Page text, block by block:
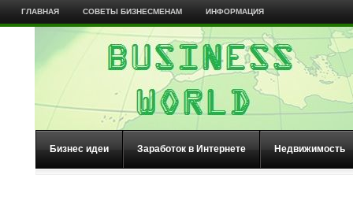
ГЛАВНАЯ СОВЕТЫ БИЗНЕСМЕНАМ ИНФОРМАЦИЯ
Бизнес идеи Заработок в Интернете Недвижимость